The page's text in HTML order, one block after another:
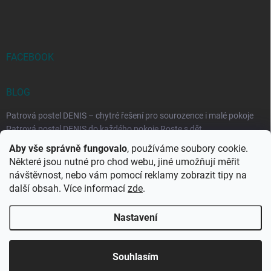
Aby vše správně fungovalo, používáme soubory cookie.
Některé jsou nutné pro chod webu, jiné umožňují měřit
návštěvnost, nebo vám pomocí reklamy zobrazit tipy na
další obsah. Více informací zde.
Nastavení
Souhlasím
FACEBOOK
BLOG
Patrová postel DENIS – chytré řešení pro sourozence i malé pokoje
Patrová postel DENIS do každého pokoje Roste s dět...
Rozkládací postele RELAX – ideální řešení pro malé prostory i
každodenní spaní
Rozkládací postel, která se přizpůsobí vašemu živo...
Copyright 2026DK-obchod.cz. Všechna práva vyhrazena.Upravit
nastavení cookies